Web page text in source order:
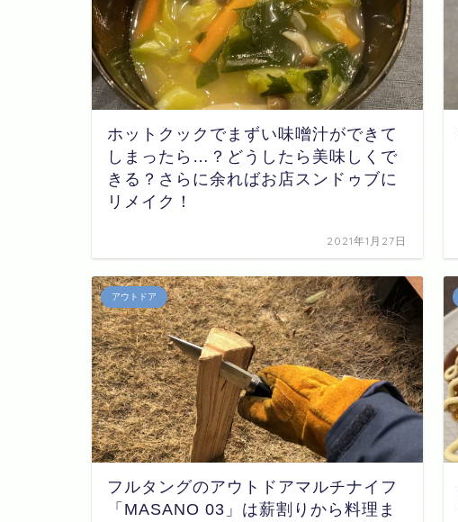
ホットクックでまずい味噌汁ができて
しまったら…？どうしたら美味しくで
きる？さらに余ればお店スンドゥブに
リメイク！
2021年1月27日
アウトドア
フルタングのアウトドアマルチナイフ
「MASANO 03」は薪割りから料理ま